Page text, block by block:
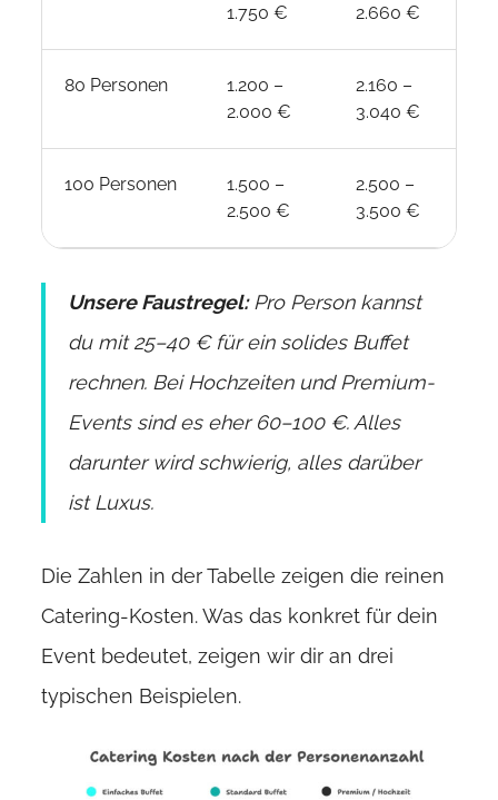
1.750 €
2.660 €
80 Personen
1.200 –
2.000 €
2.160 –
3.040 €
100 Personen
1.500 –
2.500 €
2.500 –
3.500 €
Unsere Faustregel:Pro Person kannst
du mit 25–40 € für ein solides Buffet
rechnen. Bei Hochzeiten und Premium-
Events sind es eher 60–100 €. Alles
darunter wird schwierig, alles darüber
ist Luxus.
Die Zahlen in der Tabelle zeigen die reinen
Catering-Kosten. Was das konkret für dein
Event bedeutet, zeigen wir dir an drei
typischen Beispielen.